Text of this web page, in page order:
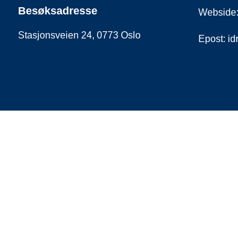
Besøksadresse
Stasjonsveien 24, 0773 Oslo Epost: